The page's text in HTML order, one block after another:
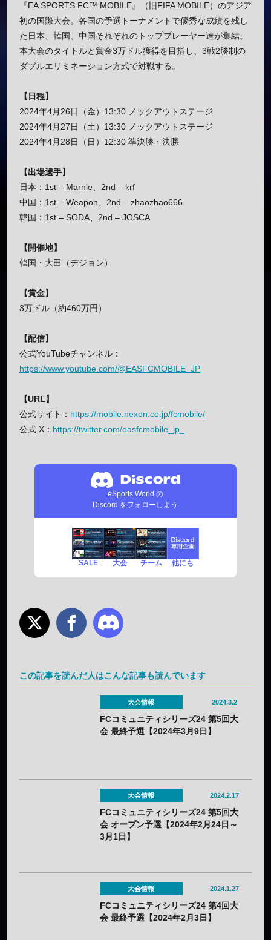
『EA SPORTS FC™ MOBILE』（旧FIFA MOBILE）のアジア
初の国際大会。各国の予選トーナメントで優秀な成績を残し
た日本、韓国、中国それぞれのトッププレーヤー達が集結。
本大会のタイトルと賞金3万ドル獲得を目指し、3戦2勝制の
ダブルエリミネーション方式で対戦する。
【日程】
2024年4月26日（金）13:30 ノックアウトステージ
2024年4月27日（土）13:30 ノックアウトステージ
2024年4月28日（日）12:30 準決勝・決勝
【出場選手】
日本：1st – Marnie、2nd – krf
中国：1st – Weapon、2nd – zhaozhao666
韓国：1st – SODA、2nd – JOSCA
【開催地】
韓国・大田（デジョン）
【賞金】
3万ドル（約460万円）
【配信】
公式YouTubeチャンネル：
https://www.youtube.com/@EASFCMOBILE_JP
【URL】
公式サイト： https://mobile.nexon.co.jp/fcmobile/
公式 X： https://twitter.com/easfcmobile_jp_
eSports World の
Discord をフォローしよう
SALE 大会 チーム 他にも
この記事を読んだ人はこんな記事も読んでいます
大会情報 2024.3.2
FCコミュニティシリーズ24 第5回大
会 最終予選【2024年3月9日】
大会情報 2024.2.17
FCコミュニティシリーズ24 第5回大
会 オープン予選【2024年2月24日～
3月1日】
大会情報 2024.1.27
FCコミュニティシリーズ24 第4回大
会 最終予選【2024年2月3日】